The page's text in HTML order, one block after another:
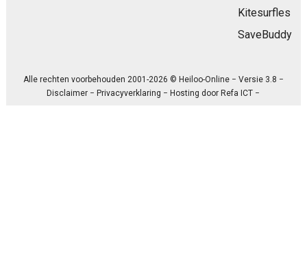
Kitesurfles
SaveBuddy
Alle rechten voorbehouden 2001-2026 © Heiloo-Online − Versie 3.8 −
Disclaimer −Privacyverklaring − Hosting doorRefa ICT −